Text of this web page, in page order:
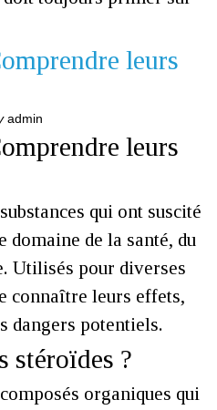
leurs
admin
leurs
qui ont suscité
domaine de la santé, du
Utilisés pour diverses
connaître leurs effets,
dangers potentiels.
stéroïdes ?
organiques qui